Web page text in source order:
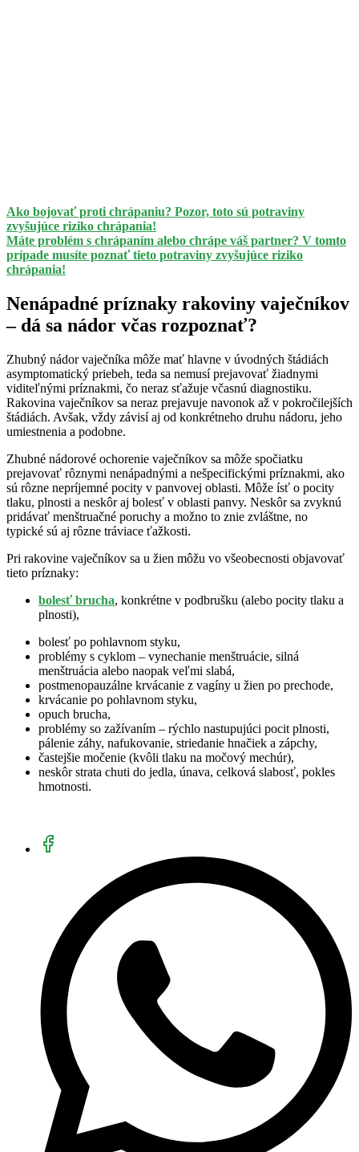
Ako bojovať proti chrápaniu? Pozor, toto sú potraviny
zvyšujúce riziko chrápania!
Máte problém s chrápaním alebo chrápe váš partner? V tomto
prípade musíte poznať tieto potraviny zvyšujúce riziko
chrápania!
Nenápadné príznaky rakoviny vaječníkov
– dá sa nádor včas rozpoznať?
Zhubný nádor vaječníka môže mať hlavne v úvodných štádiách
asymptomatický priebeh, teda sa nemusí prejavovať žiadnymi
viditeľnými príznakmi, čo neraz sťažuje včasnú diagnostiku.
Rakovina vaječníkov sa neraz prejavuje navonok až v pokročilejších
štádiách. Avšak, vždy závisí aj od konkrétneho druhu nádoru, jeho
umiestnenia a podobne.
Zhubné nádorové ochorenie vaječníkov sa môže spočiatku
prejavovať rôznymi nenápadnými a nešpecifickými príznakmi, ako
sú rôzne nepríjemné pocity v panvovej oblasti. Môže ísť o pocity
tlaku, plnosti a neskôr aj bolesť v oblasti panvy. Neskôr sa zvyknú
pridávať menštruačné poruchy a možno to znie zvláštne, no
typické sú aj rôzne tráviace ťažkosti.
Pri rakovine vaječníkov sa u žien môžu vo všeobecnosti objavovať
tieto príznaky:
bolesť brucha, konkrétne v podbrušku (alebo pocity tlaku a
plnosti),
bolesť po pohlavnom styku,
problémy s cyklom – vynechanie menštruácie, silná
menštruácia alebo naopak veľmi slabá,
postmenopauzálne krvácanie z vagíny u žien po prechode,
krvácanie po pohlavnom styku,
opuch brucha,
problémy so zažívaním – rýchlo nastupujúci pocit plnosti,
pálenie záhy, nafukovanie, striedanie hnačiek a zápchy,
častejšie močenie (kvôli tlaku na močový mechúr),
neskôr strata chuti do jedla, únava, celková slabosť, pokles
hmotnosti.